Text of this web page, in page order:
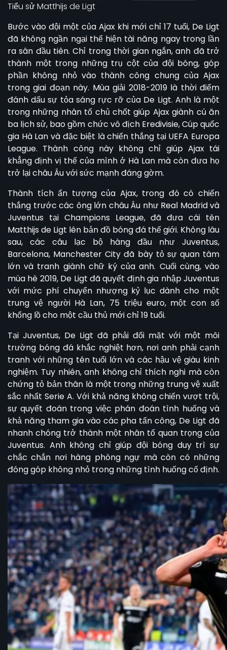
Tiểu sử Matthijs de Ligt
Bước vào đội một của Ajax khi mới chỉ 17 tuổi, De Ligt
đã không ngần ngại thể hiện tài năng ngay trong lần
ra sân đầu tiên. Chỉ trong thời gian ngắn, anh đã trở
thành một trong những trụ cột của đội bóng, góp
phần không nhỏ vào thành công chung của Ajax
trong giai đoạn này. Mùa giải 2018-2019 là thời điểm
đánh dấu sự tỏa sáng rực rỡ của De Ligt. Anh là một
trong những nhân tố chủ chốt giúp Ajax giành cú ăn
ba lịch sử, bao gồm chức vô địch Eredivisie, Cúp quốc
gia Hà Lan và đặc biệt là chiến thắng tại UEFA Europa
League. Thành công này không chỉ giúp Ajax tái
khẳng định vị thế của mình ở Hà Lan mà còn đưa họ
trở lại châu Âu với sức mạnh đáng gờm.
Thành tích ấn tượng của Ajax, trong đó có chiến
thắng trước các ông lớn châu Âu như Real Madrid và
Juventus tại Champions League, đã đưa cái tên
Matthijs de Ligt lên bản đồ bóng đá thế giới. Không lâu
sau, các câu lạc bộ hàng đầu như Juventus,
Barcelona, Manchester City đã bày tỏ sự quan tâm
lớn và tranh giành chữ ký của anh. Cuối cùng, vào
mùa hè 2019, De Ligt đã quyết định gia nhập Juventus
với mức phí chuyển nhượng kỷ lục dành cho một
trung vệ người Hà Lan, 75 triệu euro, một con số
khổng lồ cho một cầu thủ mới chỉ 19 tuổi.
Tại Juventus, De Ligt đã phải đối mặt với một môi
trường bóng đá khắc nghiệt hơn, nơi anh phải cạnh
tranh với những tên tuổi lớn và các hậu vệ giàu kinh
nghiệm. Tuy nhiên, anh không chỉ thích nghi mà còn
chứng tỏ bản thân là một trong những trung vệ xuất
sắc nhất Serie A. Với khả năng không chiến vượt trội,
sự quyết đoán trong việc phán đoán tình huống và
khả năng tham gia vào các pha tấn công, De Ligt đã
nhanh chóng trở thành một nhân tố quan trọng của
Juventus. Anh không chỉ giúp đội bóng duy trì sự
chắc chắn nơi hàng phòng ngự mà còn có những
đóng góp không nhỏ trong những tình huống cố định.